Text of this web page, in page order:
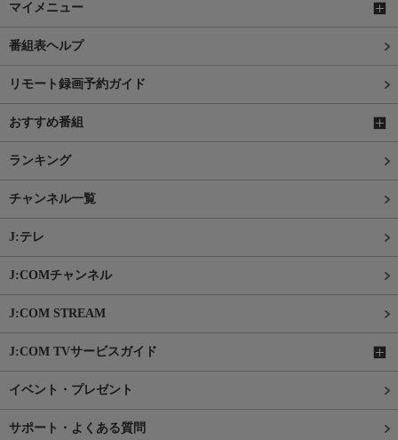
マイメニュー
番組表ヘルプ
リモート録画予約ガイド
おすすめ番組
ランキング
チャンネル一覧
J:テレ
J:COMチャンネル
J:COM STREAM
J:COM TVサービスガイド
イベント・プレゼント
サポート・よくある質問